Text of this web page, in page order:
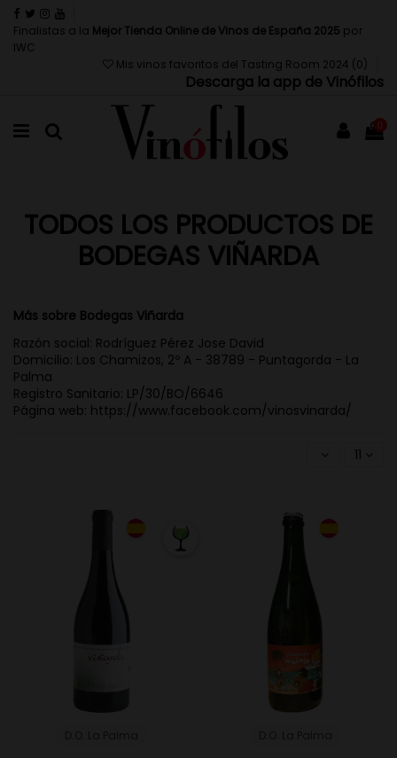
Finalistas a la Mejor Tienda Online de Vinos de España 2025 por
IWC
Mis vinos favoritos del Tasting Room 2024 (0 )
Descarga la app de Vinófilos
0
TODOS LOS PRODUCTOS DE
BODEGAS VIÑARDA
Más sobre Bodegas Viñarda
Razón social: Rodríguez Pérez Jose David
Domicilio: Los Chamizos, 2º A - 38789 - Puntagorda - La
Palma
Registro Sanitario: LP/30/BO/6646
Página web: https://www.facebook.com/vinosvinarda/
11